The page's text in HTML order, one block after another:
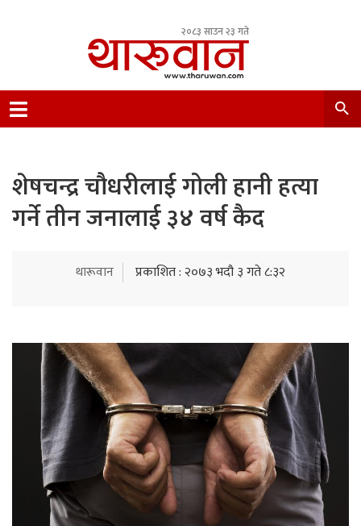
२०८३ साउन २३ गते
Nepal.
शेषचन्द्र चौधरीलाई गोली हानी हत्या
गर्ने तीन जनालाई ३४ वर्ष कैद
थारूवान प्रकाशित : २०७३ भदौ ३ गते ८:३२